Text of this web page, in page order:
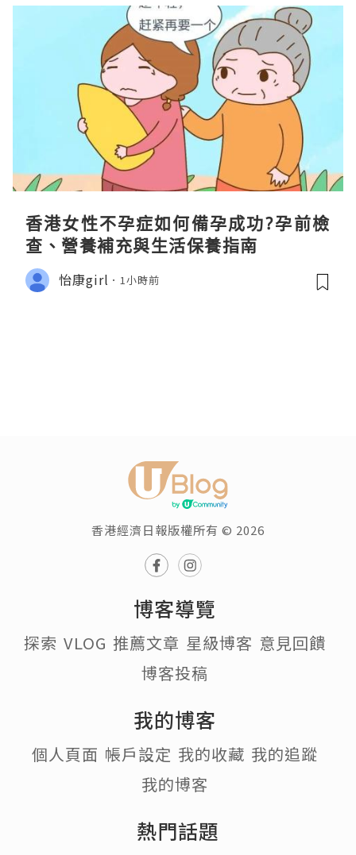
香港女性不孕症如何備孕成功?孕前檢
查、營養補充與生活保養指南
怡康girl 1小時前
香港經濟日報版權所有 © 2026
博客導覽
探索 VLOG 推薦文章 星級博客 意見回饋
博客投稿
我的博客
個人頁面 帳戶設定 我的收藏 我的追蹤
我的博客
熱門話題